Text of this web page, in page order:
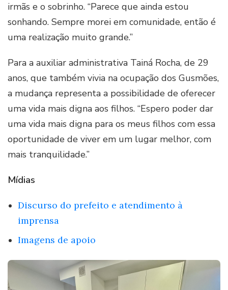
irmãs e o sobrinho. “Parece que ainda estou
sonhando. Sempre morei em comunidade, então é
uma realização muito grande.”
Para a auxiliar administrativa Tainá Rocha, de 29
anos, que também vivia na ocupação dos Gusmões,
a mudança representa a possibilidade de oferecer
uma vida mais digna aos filhos. “Espero poder dar
uma vida mais digna para os meus filhos com essa
oportunidade de viver em um lugar melhor, com
mais tranquilidade.”
Mídias
Discurso do prefeito e atendimento à
imprensa
Imagens de apoio